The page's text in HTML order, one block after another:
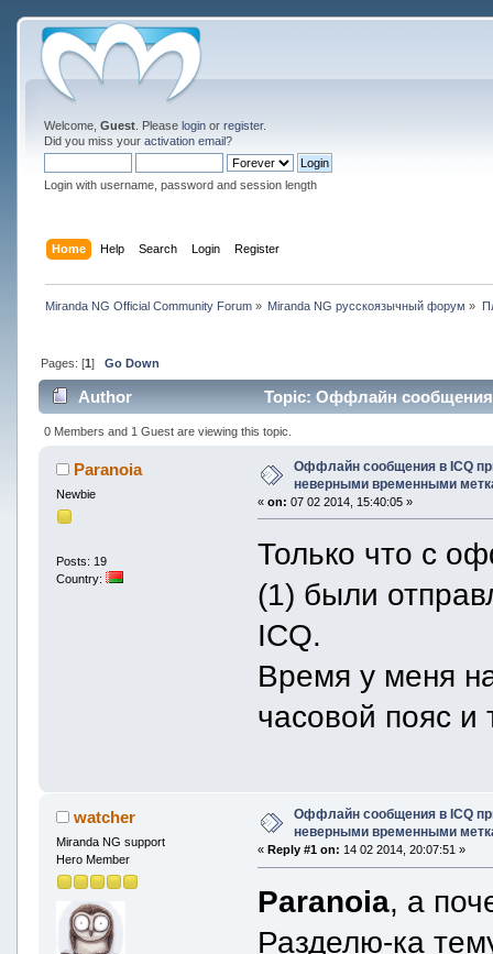
Welcome, Guest. Please loginor register.
Did you miss your activation email?
Login with username, password and session length
Home Help Search Login Register
Miranda NG Official Community Forum» Miranda NG русскоязычный форум »
Pages: [1] Go Down
Author
Topic: Оффлайн
89509 times)
0 Members and 1 Guest are viewing this topic.
Paranoia
Newbie
Posts: 19
Country:
Оффлайн сообщения в ICQ
неверными временными
«on: 07 02 2014, 15:40:05 »
Только что с
(1) были
ICQ.
Время у меня
часовой пояс и
watcher
Miranda NG support
Hero Member
Оффлайн сообщения в ICQ
неверными временными
«Reply #1 on: 14 02 2014, 20:07:51 »
Paranoia, а
Разделю-ка